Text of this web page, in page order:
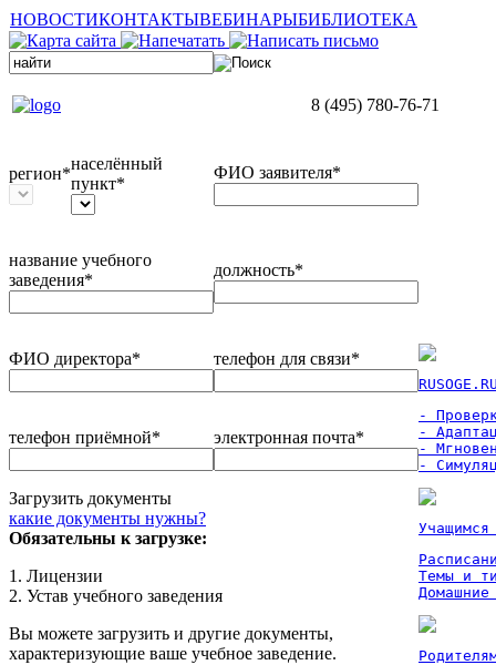
НОВОСТИКОНТАКТЫВЕБИНАРЫБИБЛИОТЕКА
8 (495) 780-76-71
регион*
населённый
пункт*
ФИО заявителя*
название учебного
заведения*
должность*
ФИО директора* телефон для связи*
телефон приёмной* электронная почта*
Загрузить документы
какие документы нужны?
Обязательны к загрузке:
1. Лицензии
2. Устав учебного заведения
Вы можете загрузить и другие документы,
характеризующие ваше учебное заведение.
-
-
-
-
Темы и
Домашние